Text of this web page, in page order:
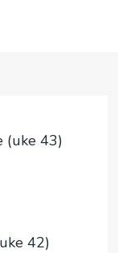
(uke 43)
42)